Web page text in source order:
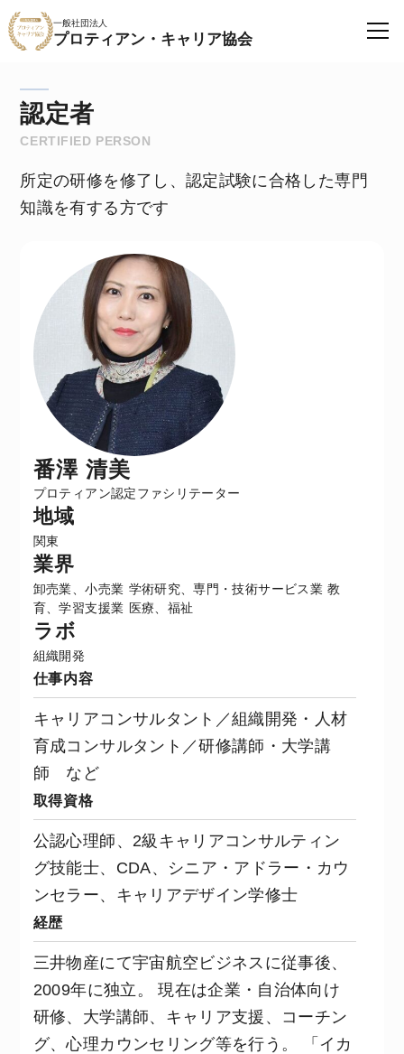
一般社団法人
プロティアン・キャリア協会
認定者
CERTIFIED PERSON
所定の研修を修了し、認定試験に合格した専門
知識を有する方です
番澤 清美
プロティアン認定ファシリテーター
地域
関東
業界
卸売業、小売業 学術研究、専門・技術サービス業 教
育、学習支援業 医療、福祉
ラボ
組織開発
仕事内容
キャリアコンサルタント／組織開発・人材
育成コンサルタント／研修講師・大学講
師 など
取得資格
公認心理師、2級キャリアコンサルティン
グ技能士、CDA、シニア・アドラー・カウ
ンセラー、キャリアデザイン学修士
経歴
三井物産にて宇宙航空ビジネスに従事後、
2009年に独立。 現在は企業・自治体向け
研修、大学講師、キャリア支援、コーチン
グ、心理カウンセリング等を行う。 「イカ